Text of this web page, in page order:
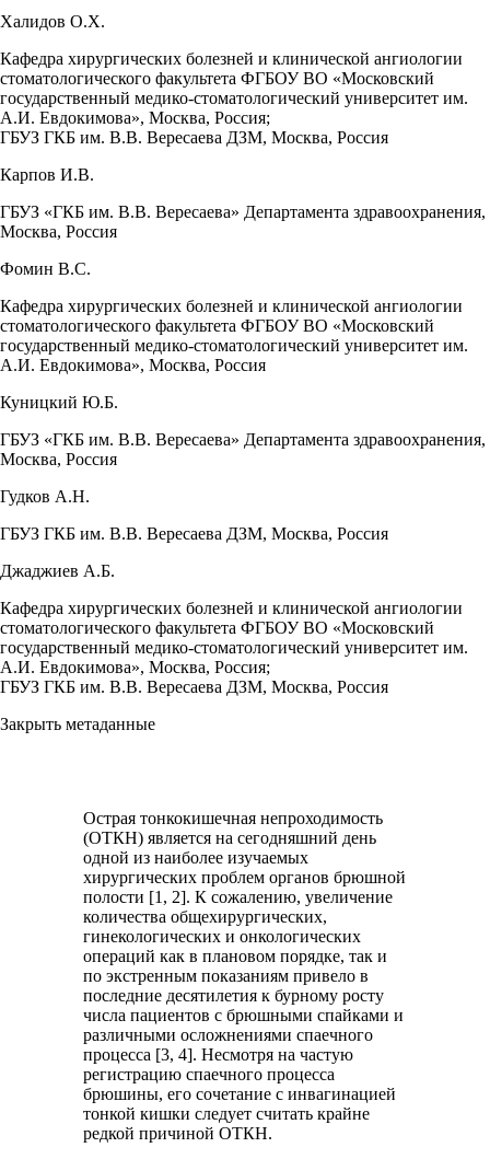
Халидов О.Х.
Кафедра хирургических болезней и клинической ангиологии
стоматологического факультета ФГБОУ ВО «Московский
государственный медико-стоматологический университет им.
А.И. Евдокимова», Москва, Россия;
ГБУЗ ГКБ им. В.В. Вересаева ДЗМ, Москва, Россия
Карпов И.В.
ГБУЗ «ГКБ им. В.В. Вересаева» Департамента здравоохранения,
Москва, Россия
Фомин В.С.
Кафедра хирургических болезней и клинической ангиологии
стоматологического факультета ФГБОУ ВО «Московский
государственный медико-стоматологический университет им.
А.И. Евдокимова», Москва, Россия
Куницкий Ю.Б.
ГБУЗ «ГКБ им. В.В. Вересаева» Департамента здравоохранения,
Москва, Россия
Гудков А.Н.
ГБУЗ ГКБ им. В.В. Вересаева ДЗМ, Москва, Россия
Джаджиев А.Б.
Кафедра хирургических болезней и клинической ангиологии
стоматологического факультета ФГБОУ ВО «Московский
государственный медико-стоматологический университет им.
А.И. Евдокимова», Москва, Россия;
ГБУЗ ГКБ им. В.В. Вересаева ДЗМ, Москва, Россия
Закрыть метаданные
Острая тонкокишечная непроходимость
(ОТКН) является на сегодняшний день
одной из наиболее изучаемых
хирургических проблем органов брюшной
полости [1, 2]. К сожалению, увеличение
количества общехирургических,
гинекологических и онкологических
операций как в плановом порядке, так и
по экстренным показаниям привело в
последние десятилетия к бурному росту
числа пациентов с брюшными спайками и
различными осложнениями спаечного
процесса [3, 4]. Несмотря на частую
регистрацию спаечного процесса
брюшины, его сочетание с инвагинацией
тонкой кишки следует считать крайне
редкой причиной ОТКН.